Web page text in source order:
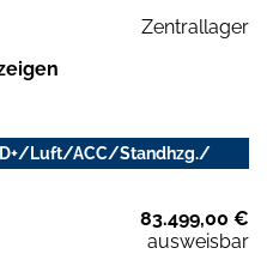
Zentrallager
Luft/ACC/Standhzg./
83.499,00 €
ausweisbar